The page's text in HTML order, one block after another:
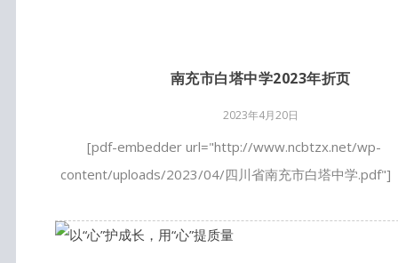
南充市白塔中学2023年折页
2023年4月20日
[pdf-embedder url="http://www.ncbtzx.net/wp-
content/uploads/2023/04/四川省南充市白塔中学.pdf"]